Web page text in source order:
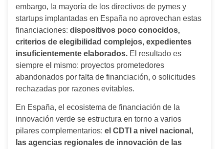
embargo, la mayoría de los directivos de pymes y
startups implantadas en España no aprovechan estas
financiaciones: dispositivos poco conocidos,
criterios de elegibilidad complejos, expedientes
insuficientemente elaborados. El resultado es
siempre el mismo: proyectos prometedores
abandonados por falta de financiación, o solicitudes
rechazadas por razones evitables.
En España, el ecosistema de financiación de la
innovación verde se estructura en torno a varios
pilares complementarios: el CDTI a nivel nacional,
las agencias regionales de innovación de las